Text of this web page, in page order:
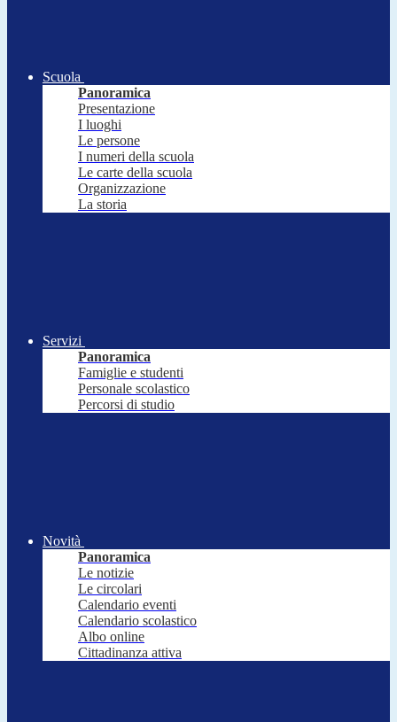
Scuola
Panoramica
Presentazione
I luoghi
Le persone
I numeri della scuola
Le carte della scuola
Organizzazione
La storia
Servizi
Panoramica
Famiglie e studenti
Personale scolastico
Percorsi di studio
Novità
Panoramica
Le notizie
Le circolari
Calendario eventi
Calendario scolastico
Albo online
Cittadinanza attiva